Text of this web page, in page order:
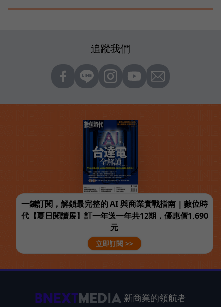
追蹤我們
一鍵訂閱，解鎖最完整的 AI 與商業實戰指南 | 數位時
代【夏日閱讀展】訂一年送一年共12期，優惠價1,690
元
立即訂閱 >>
新商業的領航者